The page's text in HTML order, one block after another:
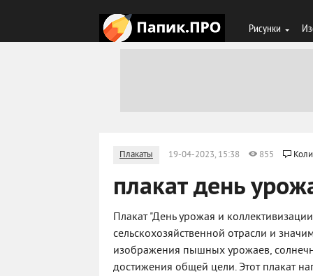
Рисунки
Плакаты 19-04-2023, 15:38 855
плакат день
Плакат "День урожая и
сельскохозяйственной отрасли и
изображения пышных урожаев,
достижения общей цели. Этот плакат